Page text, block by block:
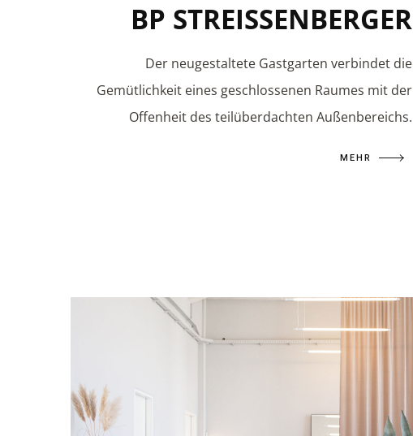
BP STREISSENBERGER
Der neugestaltete Gastgarten verbindet die
Gemütlichkeit eines geschlossenen Raumes mit der
Offenheit des teilüberdachten Außenbereichs.
MEHR